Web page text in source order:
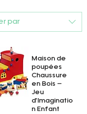
par
Maison de
poupées
Chaussure
en Bois –
Jeu
d’Imaginatio
n Enfant